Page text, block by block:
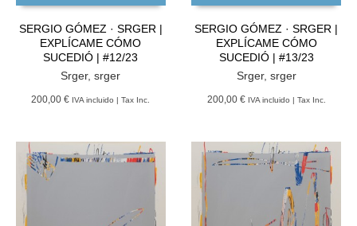
SERGIO GÓMEZ · SRGER |
EXPLÍCAME CÓMO
SUCEDIÓ | #12/23
Srger,srger
200,00 € IVA incluido | Tax Inc.
SERGIO GÓMEZ · SRGER |
EXPLÍCAME CÓMO
SUCEDIÓ | #13/23
Srger, srger
200,00 € IVA incluido | Tax Inc.